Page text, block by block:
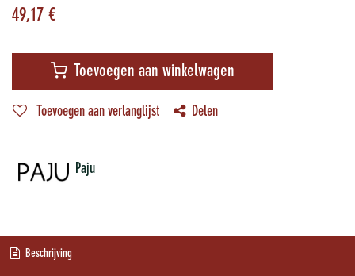
49,17 €
Toevoegen aan winkelwagen
Toevoegen aan verlanglijst Delen
Paju
Beschrijving